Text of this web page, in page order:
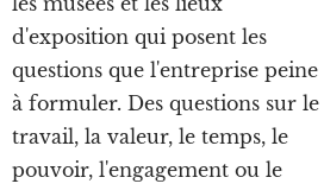
d'exposition qui posent les
questions que l'entreprise peine
à formuler. Des questions sur le
travail, la valeur, le temps, le
pouvoir, l'engagement ou le